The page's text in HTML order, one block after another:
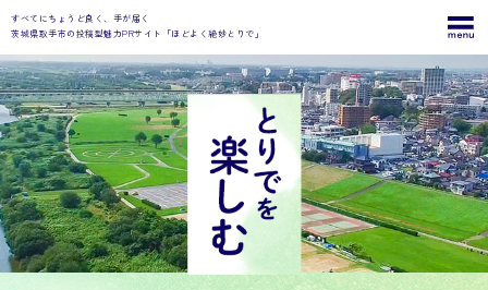
すべてにちょうど良く、手が届く
茨城県取手市の投稿型魅力PRサイト「ほどよく絶妙とりで」